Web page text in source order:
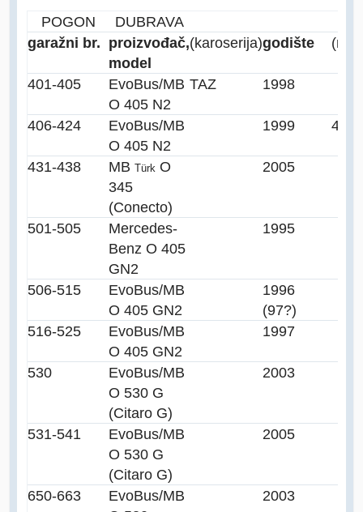
POGON
DUBRAVA
garažni br. proizvođač,
model
(karoserija)godište
401-405
EvoBus/MB
O 405 N2
TAZ 1998
406-424
EvoBus/MB
O 405 N2
1999 425
431-438 MB Türk O
345
(Conecto)
2005
501-505
Mercedes-
Benz O 405
GN2
1995
506-515
EvoBus/MB
O 405 GN2
1996
(97?)
516-525
EvoBus/MB
O 405 GN2
1997
530
EvoBus/MB
O 530 G
(Citaro G)
2003
531-541
EvoBus/MB
O 530 G
(Citaro G)
2005
650-663
EvoBus/MB
2003